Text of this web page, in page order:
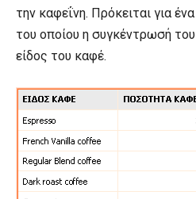
την καφεΐνη. Πρόκειται για
του οποίου η συγκέντρωσή
είδος του καφέ.